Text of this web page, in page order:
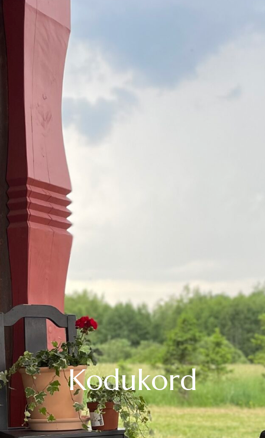
Kodukord